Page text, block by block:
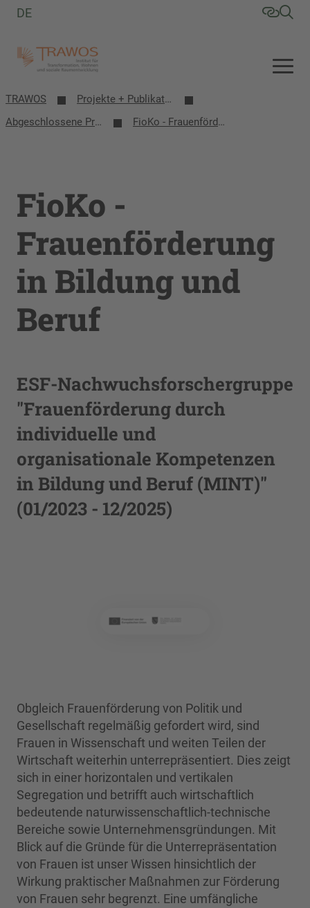
DE
TRAWOS
Projekte + Publikationen
Abgeschlossene Projekte
FioKo - Frauenförderung in Bildung und Beruf
FioKo -
Frauenförderung
in Bildung und
Beruf
ESF-Nachwuchsforschergruppe
"Frauenförderung durch
individuelle und
organisationale Kompetenzen
in Bildung und Beruf (MINT)"
(01/2023 - 12/2025)
Obgleich Frauenförderung von Politik und
Gesellschaft regelmäßig gefordert wird, sind
Frauen in Wissenschaft und weiten Teilen der
Wirtschaft weiterhin unterrepräsentiert. Dies zeigt
sich in einer horizontalen und vertikalen
Segregation und betrifft auch wirtschaftlich
bedeutende naturwissenschaftlich-technische
Bereiche sowie Unternehmensgründungen. Mit
Blick auf die Gründe für die Unterrepräsentation
von Frauen ist unser Wissen hinsichtlich der
Wirkung praktischer Maßnahmen zur Förderung
von Frauen sehr begrenzt. Eine umfängliche